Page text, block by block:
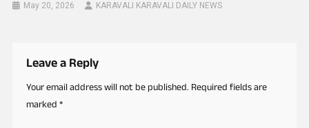
May 20, 2026 KARAVALI KARAVALI DAILY NEWS
Leave a Reply
Your email address will not be published. Required fields are
marked*